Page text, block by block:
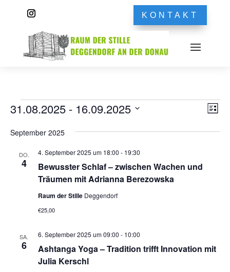
KONTAKT
Veranstaltungen Liste
31.08.2025 - 16.09.2025
wählen.
September 2025
DO.
4
Bewusster Schlaf – zwischen Wachen und
Träumen mit Adrianna Berezowska
4. September 2025 um 18:00 - 19:30
Raum der Stille Deggendorf
€25,00
SA.
6
Ashtanga Yoga – Tradition trifft Innovation mit
Julia Kerschl
6. September 2025 um 09:00 - 10:00